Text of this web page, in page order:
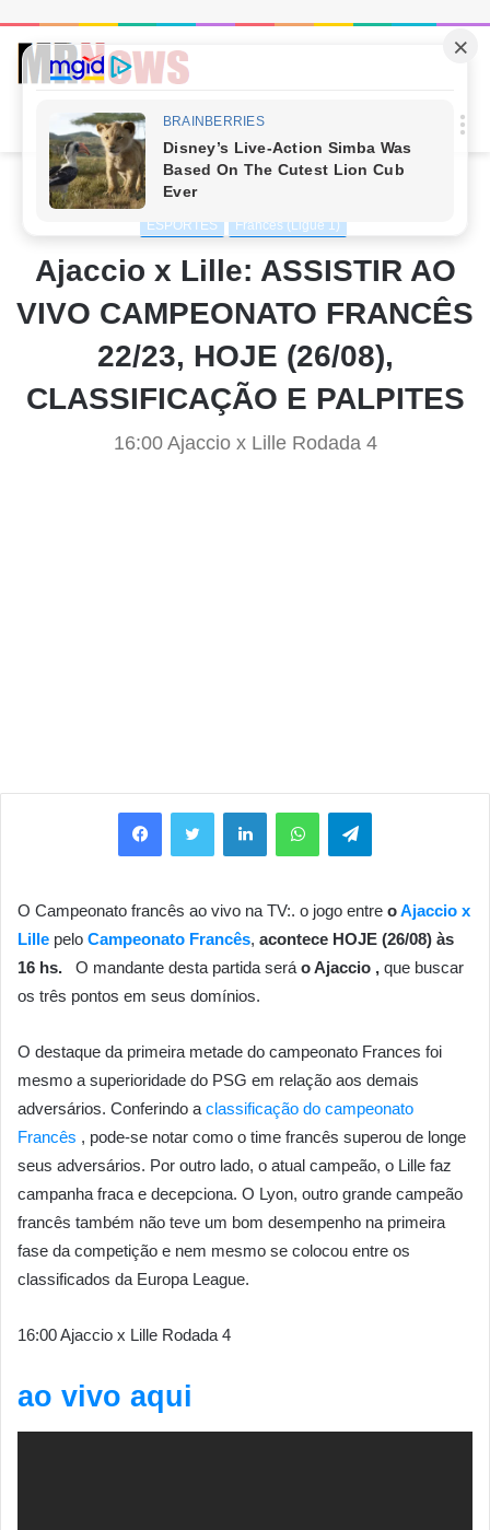
Início / ESPORTES
ESPORTES Francês (Ligue 1)
Ajaccio x Lille: ASSISTIR AO
VIVO CAMPEONATO FRANCÊS
22/23, HOJE (26/08),
CLASSIFICAÇÃO E PALPITES
16:00 Ajaccio x Lille Rodada 4
FacebookTwitter LinkedinWhatsAppTelegram
O Campeonato francês ao vivo na TV:. o jogo entre oAjaccio x
Lille pelo Campeonato Francês, acontece HOJE (26/08) às
16 hs.
O mandante desta partida será o Ajaccio , que buscar
os três pontos em seus domínios.
O destaque da primeira metade do campeonato Frances foi
mesmo a superioridade do PSG em relação aos demais
adversários. Conferindo a classificação do campeonato
Francês , pode-se notar como o time francês superou de longe
seus adversários. Por outro lado, o atual campeão, o Lille faz
campanha fraca e decepciona. O Lyon, outro grande campeão
francês também não teve um bom desempenho na primeira
fase da competição e nem mesmo se colocou entre os
classificados da Europa League.
16:00 Ajaccio x Lille Rodada 4
ao vivo aqui